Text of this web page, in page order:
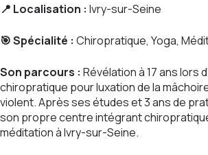
📍 Localisation : Ivry-sur-Seine
🎯 Spécialité : Chiropratique, Yoga,
Son parcours : Révélation à 17 ans lors
chiropratique pour luxation de la
violent. Après ses études et 3 ans de
son propre centre intégrant
méditation à Ivry-sur-Seine.